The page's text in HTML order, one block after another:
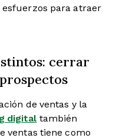
para atraer
cerrar
de ventas y la
digital también
ventas tiene como